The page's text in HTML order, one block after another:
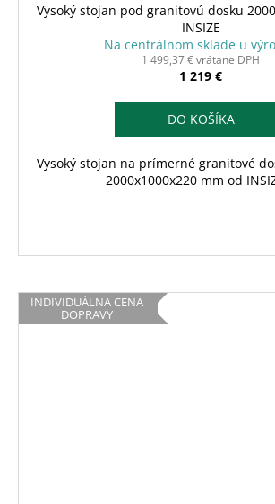
Vysoký stojan pod granitovú dosku
INSIZE
Na centrálnom sklade u
1 499,37 € vrátane DPH
1 219 €
DO KOŠÍKA
Vysoký stojan na prímerné granitové
2000x1000x220 mm od
INDIVIDUÁLNA CENA
DOPRAVY